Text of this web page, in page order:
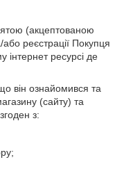
(акцептованою
реєстрації Покупця
інтернет ресурсі де
він ознайомився та
(сайту) та
з: